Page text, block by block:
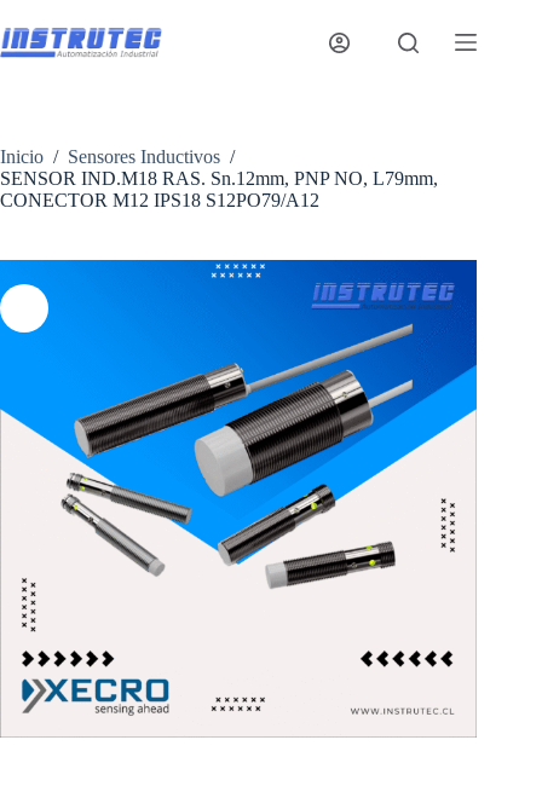
al
contenido
Inicio / Sensores Inductivos /
SENSOR IND.M18 RAS. Sn.12mm, PNP NO, L79mm,
CONECTOR M12 IPS18 S12PO79/A12